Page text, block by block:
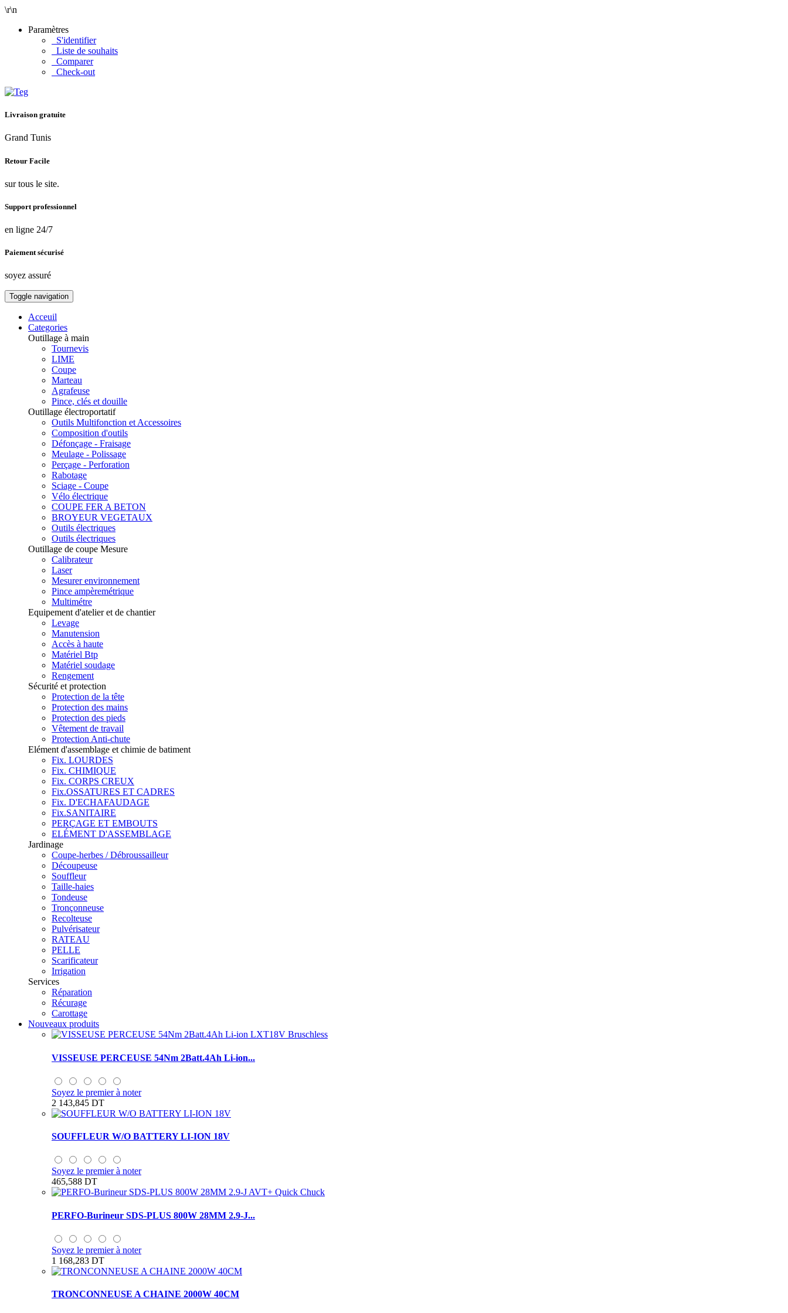
\r\n
Paramètres
S'identifier
Liste de souhaits
Comparer
Check-out
Livraison gratuite
Grand Tunis
Retour Facile
sur tous le site.
Support professionnel
en ligne 24/7
Paiement sécurisé
soyez assuré
Toggle navigation
Acceuil
Categories
Outillage à main
Tournevis
LIME
Coupe
Marteau
Agrafeuse
Pince, clés et douille
Outillage électroportatif
Outils Multifonction et Accessoires
Composition d'outils
Défonçage - Fraisage
Meulage - Polissage
Perçage - Perforation
Rabotage
Sciage - Coupe
Vélo électrique
COUPE FER A BETON
BROYEUR VEGETAUX
Outils électriques
Outils électriques
Outillage de coupe Mesure
Calibrateur
Laser
Mesurer environnement
Pince ampèremétrique
Multimétre
Equipement d'atelier et de chantier
Levage
Manutension
Accès à haute
Matériel Btp
Matériel soudage
Rengement
Sécurité et protection
Protection de la tête
Protection des mains
Protection des pieds
Vêtement de travail
Protection Anti-chute
Elément d'assemblage et chimie de batiment
Fix. LOURDES
Fix. CHIMIQUE
Fix. CORPS CREUX
Fix.OSSATURES ET CADRES
Fix. D'ECHAFAUDAGE
Fix.SANITAIRE
PERÇAGE ET EMBOUTS
ELÉMENT D'ASSEMBLAGE
Jardinage
Coupe-herbes / Débroussailleur
Découpeuse
Souffleur
Taille-haies
Tondeuse
Tronçonneuse
Recolteuse
Pulvérisateur
RATEAU
PELLE
Scarificateur
Irrigation
Services
Réparation
Récurage
Carottage
Nouveaux produits
VISSEUSE PERCEUSE 54Nm 2Batt.4Ah Li-ion...
Soyez le premier à noter
2 143,845 DT
SOUFFLEUR W/O BATTERY LI-ION 18V
Soyez le premier à noter
465,588 DT
PERFO-Burineur SDS-PLUS 800W 28MM 2.9-J...
Soyez le premier à noter
1 168,283 DT
TRONCONNEUSE A CHAINE 2000W 40CM